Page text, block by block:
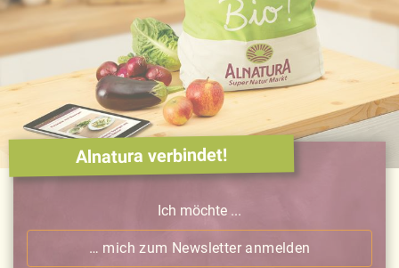
Alnatura verbindet!
Ich möchte ...
… mich zum Newsletter anmelden